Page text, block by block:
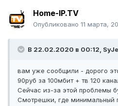
Home-IP.TV
Опубликовано 11 марта,
В 22.02.2020 в 00:12,
вам уже сообщили - дорого
90руб за 100мбит + тв 120
Сейчас из-за этой проблемы
Смотрешки, где минимальный